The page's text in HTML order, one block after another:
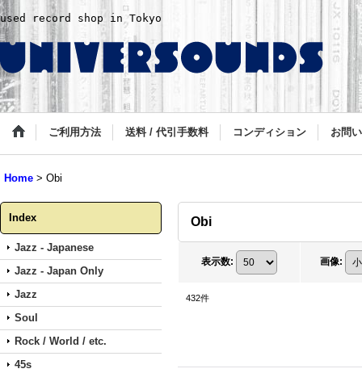
used record shop in Tokyo
ご利用方法 送料 / 代引手数料 コンディション お問
Home > Obi
Index
Jazz - Japanese
Jazz - Japan Only
Jazz
Soul
Rock / World / etc.
45s
Obi
表示数: 画像:
432件